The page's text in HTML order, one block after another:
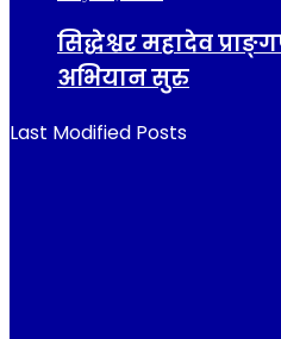
सिद्धेश्वर महादेव
अभियान सुरु
Last Modified Posts